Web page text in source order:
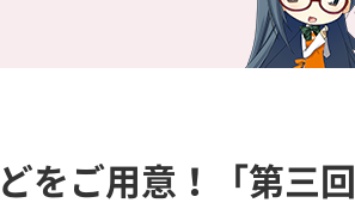
をご用意！「第三回